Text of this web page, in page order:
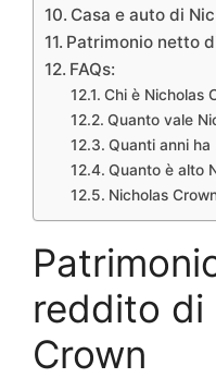
Casa e auto di
Patrimonio netto
FAQs:
Chi è Nicholas
Quanto vale
Quanti anni ha
Quanto è alto
Nicholas
reddito di
Crown